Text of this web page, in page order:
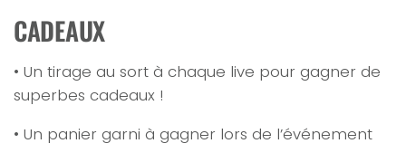
CADEAUX
• Un tirage au sort à chaque live pour gagner de
superbes cadeaux !
• Un panier garni à gagner lors de l’événement